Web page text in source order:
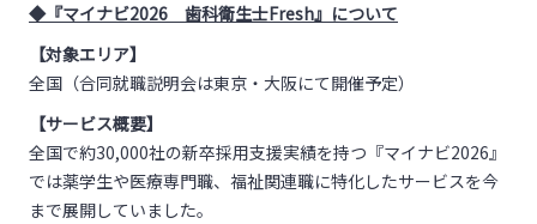
◆『マイナビ2026 歯科衛生士Fresh』について
【対象エリア】
全国（合同就職説明会は東京・大阪にて開催予定）
【サービス概要】
全国で約30,000社の新卒採用支援実績を持つ『マイナビ2026』
では薬学生や医療専門職、福祉関連職に特化したサービスを今
まで展開していました。